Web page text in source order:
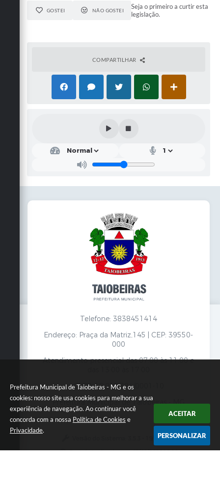
Prefeitura Municipal de Taiobeiras - MG e os
cookies: nosso site usa cookies para melhorar a sua
experiência de navegação. Ao continuar você
concorda com a nossa Política de Cookies e
Privacidade.
ACEITAR
PERSONALIZAR
GOSTEI NÃO GOSTEI
Seja o primeiro a curtir esta
legislação.
COMPARTILHAR
Telefone: 3838451414
Endereço: Praça da Matriz,145 | CEP: 39550-
000
Atendimento presencial das 07:00 às 11:00 e
CNPJ: 18.017.384/0001-10
Prefeitura Municipal de Taiobeiras - MG
3.5.3 - 19/06/2026
Portal atualizado em:07/08/2026 12:00